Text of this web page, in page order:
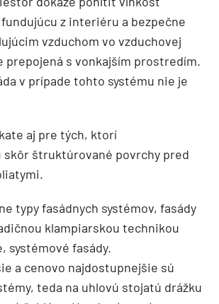
z interiéru a bezpečne
vzduchom vo vzduchovej
prepojená s vonkajším prostredím.
v prípade tohto systému nie je
aj pre tých, ktorí
štruktúrované povrchy pred
typy fasádnych systémov, fasády
klampiarskou technikou
systémové fasády.
a cenovo najdostupnejšie sú
teda na uhlovú stojatú drážku